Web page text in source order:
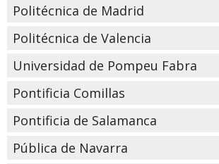
Politécnica de Madrid
Politécnica de Valencia
Universidad de Pompeu Fabra
Pontificia Comillas
Pontificia de Salamanca
Pública de Navarra